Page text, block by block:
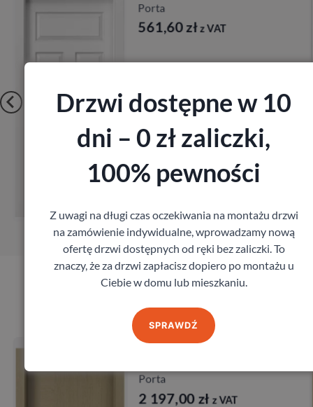
Porta
561,60 zł z VAT
Zobacz
Drzwi Porta Villadora
Porta
2 197,00 zł z VAT
Drzwi dostępne w 10
dni – 0 zł zaliczki,
100% pewności
Z uwagi na długi czas oczekiwania na montażu drzwi
na zamówienie indywidualne, wprowadzamy nową
ofertę drzwi dostępnych od ręki bez zaliczki. To
znaczy, że za drzwi zapłacisz dopiero po montażu u
Ciebie w domu lub mieszkaniu.
SPRAWDŹ